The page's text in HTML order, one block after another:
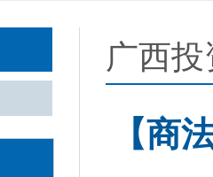
广西
【商